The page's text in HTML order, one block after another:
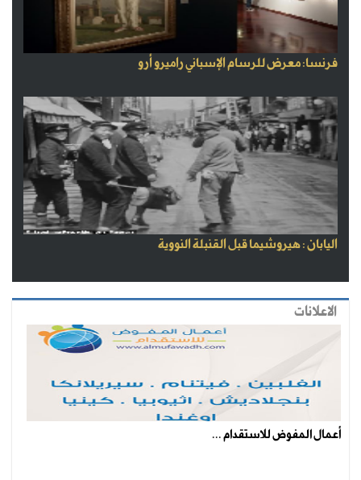
فرنسا: معرض للرسام الإسباني راميرو أرو
اليابان : هيروشيما قبل القنبلة النووية
الاعلانات
أعمال المفوض للاستقدام ...